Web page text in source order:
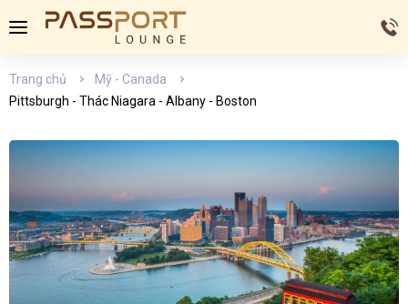
Trang chủ
Mỹ - Canada
Pittsburgh - Thác Niagara - Albany - Boston